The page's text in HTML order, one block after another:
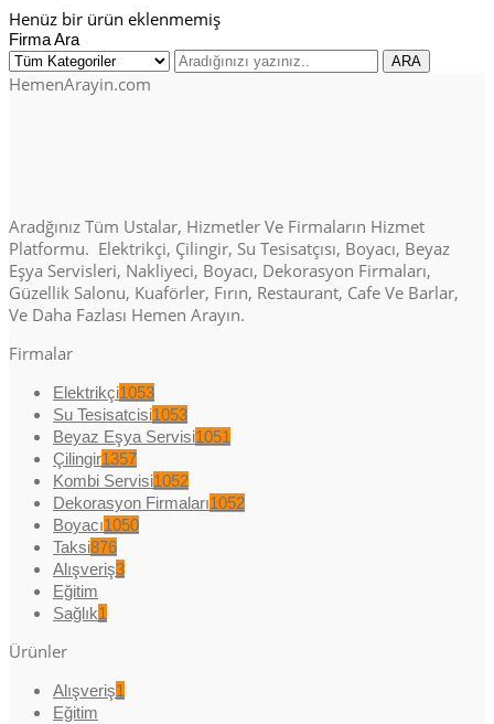
Henüz bir ürün eklenmemiş
Firma Ara
HemenArayin.com
Aradğınız Tüm Ustalar, Hizmetler Ve Firmaların Hizmet
Platformu. Elektrikçi, Çilingir, Su Tesisatçısı, Boyacı, Beyaz
Eşya Servisleri, Nakliyeci, Boyacı, Dekorasyon Firmaları,
Güzellik Salonu, Kuaförler, Fırın, Restaurant, Cafe Ve Barlar,
Ve Daha Fazlası Hemen Arayın.
Firmalar
Elektrikçi1053
Su Tesisatcisi1053
Beyaz Eşya Servisi1051
Çilingir1357
Kombi Servisi1052
Dekorasyon Firmaları1052
Boyacı1050
Taksi876
Alışveriş3
Eğitim
Sağlık1
Ürünler
Alışveriş1
Eğitim